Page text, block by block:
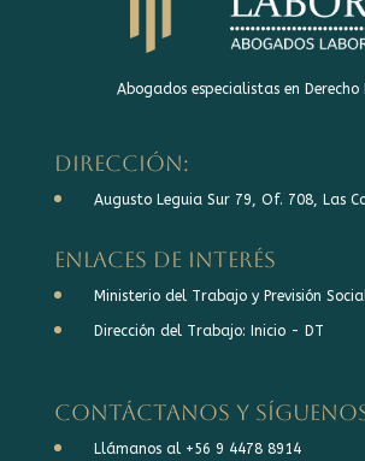
Abogados especialistas en Derecho
DIRECCIÓN:
Augusto Leguia Sur 79, Of. 708, Las
Enlaces de interés
Ministerio del Trabajo y Previsión
Dirección del Trabajo: Inicio - DT
Contáctanos y
Llámanos al +56 9 4478 8914